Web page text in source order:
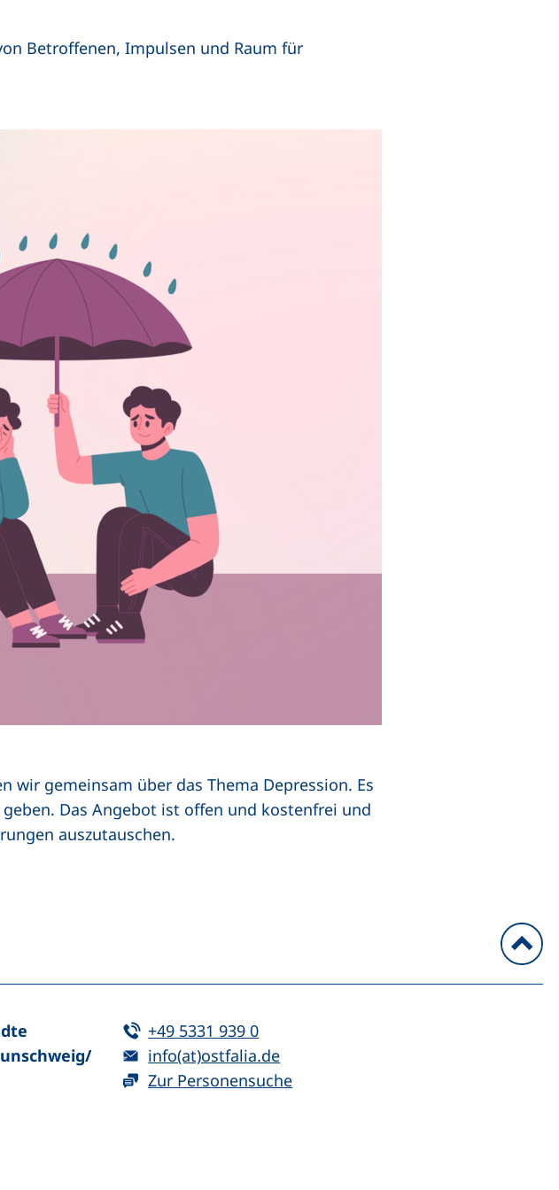
Betroffenen, Impulsen und Raum für
wir gemeinsam über das Thema Depression. Es
Das Angebot ist offen und kostenfrei und
auszutauschen.
Fenster)
neues Fenster)
Tel:
+49 5331 939 0(startet einen Telefonanruf, wenn Ihr
E-Mail:
info(at)ostfalia.de(öffnet Ihr E-Mail-Programm)
Zur Personensuche